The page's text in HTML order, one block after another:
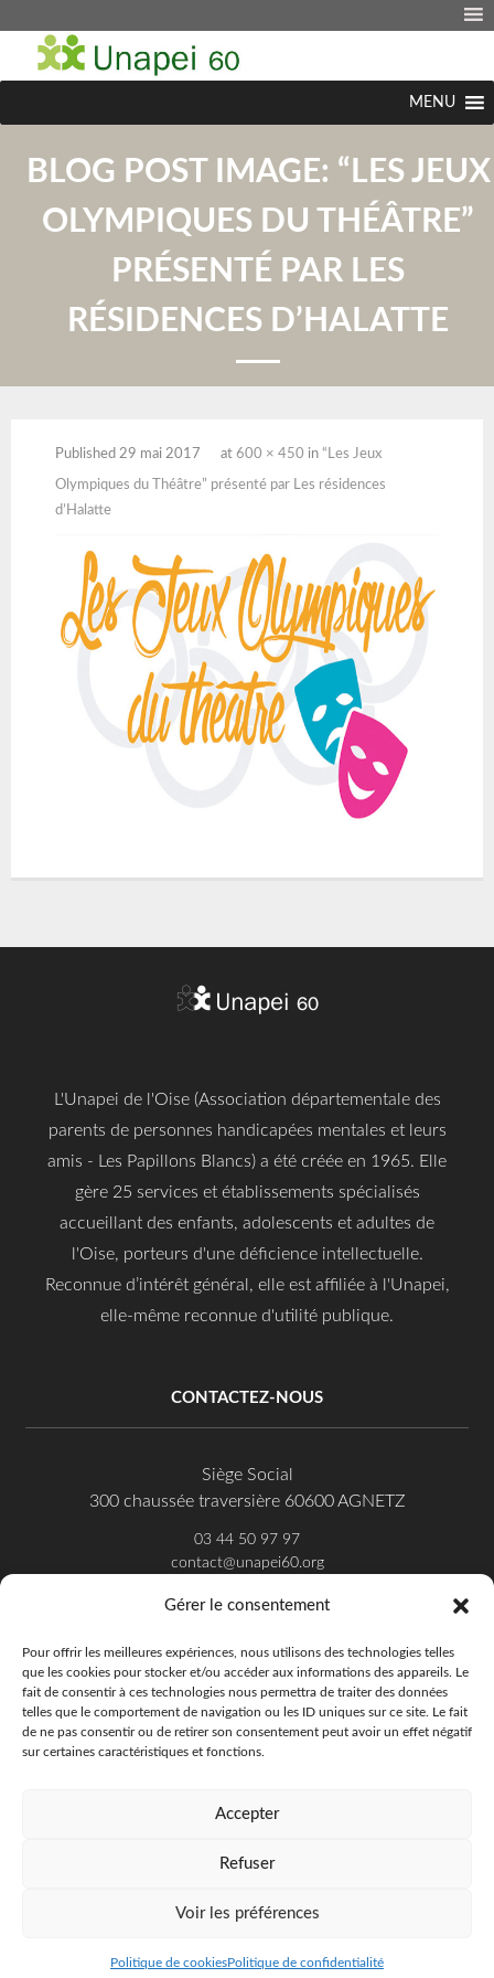
Gérer le consentement
Pour offrir les meilleures expériences, nous utilisons des technologies telles
que les cookies pour stocker et/ou accéder aux informations des appareils. Le
fait de consentir à ces technologies nous permettra de traiter des données
telles que le comportement de navigation ou les ID uniques sur ce site. Le fait
de ne pas consentir ou de retirer son consentement peut avoir un effet négatif
sur certaines caractéristiques et fonctions.
Accepter
Refuser
Voir les préférences
Politique de cookiesPolitique de confidentialité
MENU
BLOG POST IMAGE: “LES JEUX
OLYMPIQUES DU THÉÂTRE”
PRÉSENTÉ PAR LES
RÉSIDENCES D’HALATTE
Published 29 mai 2017 at 600 × 450 in “Les Jeux
Olympiques du Théâtre” présenté par Les résidences
d’Halatte
L'Unapei de l'Oise (Association départementale des
parents de personnes handicapées mentales et leurs
amis - Les Papillons Blancs) a été créée en 1965. Elle
gère 25 services et établissements spécialisés
accueillant des enfants, adolescents et adultes de
l'Oise, porteurs d'une déficience intellectuelle.
Reconnue d’intérêt général, elle est affiliée à l'Unapei,
elle-même reconnue d'utilité publique.
CONTACTEZ-NOUS
Siège Social
300 chaussée traversière 60600 AGNETZ
03 44 50 97 97
contact@unapei60.org
Unapei de l'Oise - 2018
Offres d'emploi